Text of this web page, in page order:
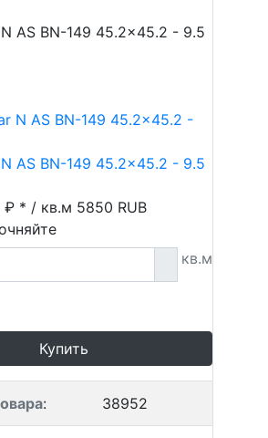
AS BN-149 45.2x45.2 - 9.5
AS BN-149 45.2x45.2 - 9.5
₽ * / кв.м 5850 RUB
кв.м
Купить
: 38952